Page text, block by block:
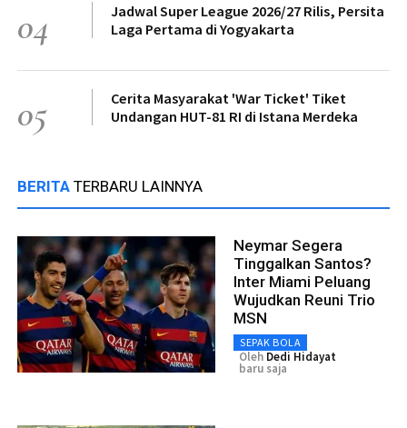
04
Jadwal Super League 2026/27 Rilis, Persita
Laga Pertama di Yogyakarta
05
Cerita Masyarakat 'War Ticket' Tiket
Undangan HUT-81 RI di Istana Merdeka
BERITA TERBARU LAINNYA
Neymar Segera
Tinggalkan Santos?
Inter Miami Peluang
Wujudkan Reuni Trio
MSN
SEPAK BOLA
Oleh Dedi Hidayat
baru saja